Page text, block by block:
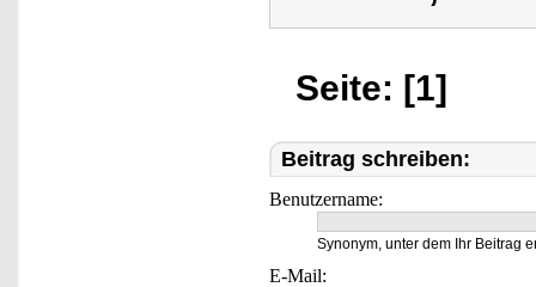
Seite: [1]
Beitrag schreiben:
Benutzername:
Synonym, unter dem Ihr Beitrag
E-Mail: